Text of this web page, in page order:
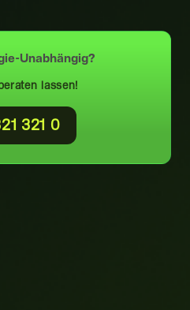
Unabhängig?
lassen!
321 0